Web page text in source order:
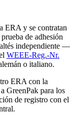
ERA y se contratan
de adhesión
independiente —
WEEE-Reg.-Nr.
o italiano.
ERA con la
GreenPak para los
de registro con el